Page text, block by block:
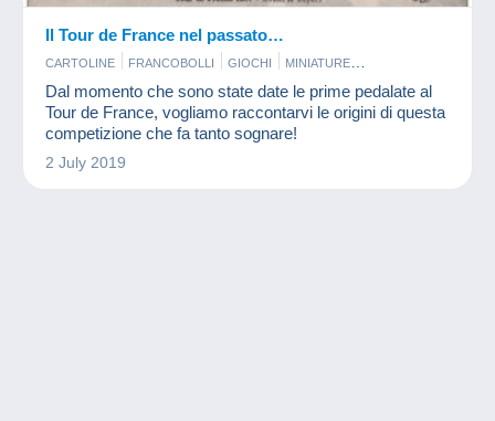
Il Tour de France nel passato…
CARTOLINE FRANCOBOLLI GIOCHI
MINIATURE
MONETE & BANCONOTE
Dal momento che sono state date le prime pedalate al
Tour de France, vogliamo raccontarvi le origini di questa
competizione che fa tanto sognare!
2 July 2019